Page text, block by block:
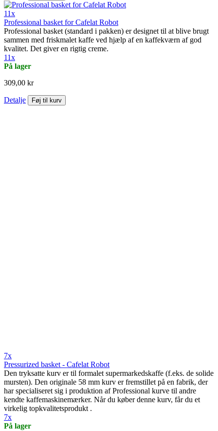
11x
Professional basket for Cafelat Robot
Professional basket (standard i pakken) er designet til at blive brugt
sammen med friskmalet kaffe ved hjælp af en kaffekværn af god
kvalitet. Det giver en rigtig creme.
11x
På lager
309,00 kr
Detalje Føj til kurv
7x
Pressurized basket - Cafelat Robot
Den tryksatte kurv er til formalet supermarkedskaffe (f.eks. de solide
mursten). Den originale 58 mm kurv er fremstillet på en fabrik, der
har specialiseret sig i produktion af Professional kurve til andre
kendte kaffemaskinemærker. Når du køber denne kurv, får du et
virkelig topkvalitetsprodukt .
7x
På lager